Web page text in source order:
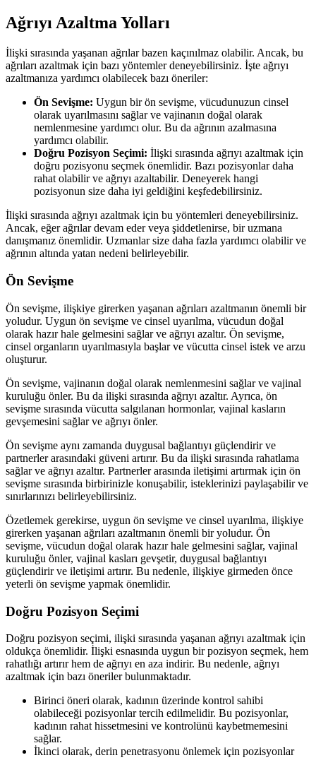
Ağrıyı Azaltma Yolları
İlişki sırasında yaşanan ağrılar bazen kaçınılmaz olabilir. Ancak, bu
ağrıları azaltmak için bazı yöntemler deneyebilirsiniz. İşte ağrıyı
azaltmanıza yardımcı olabilecek bazı öneriler:
Ön Sevişme: Uygun bir ön sevişme, vücudunuzun cinsel
olarak uyarılmasını sağlar ve vajinanın doğal olarak
nemlenmesine yardımcı olur. Bu da ağrının azalmasına
yardımcı olabilir.
Doğru Pozisyon Seçimi: İlişki sırasında ağrıyı azaltmak için
doğru pozisyonu seçmek önemlidir. Bazı pozisyonlar daha
rahat olabilir ve ağrıyı azaltabilir. Deneyerek hangi
pozisyonun size daha iyi geldiğini keşfedebilirsiniz.
İlişki sırasında ağrıyı azaltmak için bu yöntemleri deneyebilirsiniz.
Ancak, eğer ağrılar devam eder veya şiddetlenirse, bir uzmana
danışmanız önemlidir. Uzmanlar size daha fazla yardımcı olabilir ve
ağrının altında yatan nedeni belirleyebilir.
Ön Sevişme
Ön sevişme, ilişkiye girerken yaşanan ağrıları azaltmanın önemli bir
yoludur. Uygun ön sevişme ve cinsel uyarılma, vücudun doğal
olarak hazır hale gelmesini sağlar ve ağrıyı azaltır. Ön sevişme,
cinsel organların uyarılmasıyla başlar ve vücutta cinsel istek ve arzu
oluşturur.
Ön sevişme, vajinanın doğal olarak nemlenmesini sağlar ve vajinal
kuruluğu önler. Bu da ilişki sırasında ağrıyı azaltır. Ayrıca, ön
sevişme sırasında vücutta salgılanan hormonlar, vajinal kasların
gevşemesini sağlar ve ağrıyı önler.
Ön sevişme aynı zamanda duygusal bağlantıyı güçlendirir ve
partnerler arasındaki güveni artırır. Bu da ilişki sırasında rahatlama
sağlar ve ağrıyı azaltır. Partnerler arasında iletişimi artırmak için ön
sevişme sırasında birbirinizle konuşabilir, isteklerinizi paylaşabilir ve
sınırlarınızı belirleyebilirsiniz.
Özetlemek gerekirse, uygun ön sevişme ve cinsel uyarılma, ilişkiye
girerken yaşanan ağrıları azaltmanın önemli bir yoludur. Ön
sevişme, vücudun doğal olarak hazır hale gelmesini sağlar, vajinal
kuruluğu önler, vajinal kasları gevşetir, duygusal bağlantıyı
güçlendirir ve iletişimi artırır. Bu nedenle, ilişkiye girmeden önce
yeterli ön sevişme yapmak önemlidir.
Doğru Pozisyon Seçimi
Doğru pozisyon seçimi, ilişki sırasında yaşanan ağrıyı azaltmak için
oldukça önemlidir. İlişki esnasında uygun bir pozisyon seçmek, hem
rahatlığı artırır hem de ağrıyı en aza indirir. Bu nedenle, ağrıyı
azaltmak için bazı öneriler bulunmaktadır.
Birinci öneri olarak, kadının üzerinde kontrol sahibi
olabileceği pozisyonlar tercih edilmelidir. Bu pozisyonlar,
kadının rahat hissetmesini ve kontrolünü kaybetmemesini
sağlar.
İkinci olarak, derin penetrasyonu önlemek için pozisyonlar